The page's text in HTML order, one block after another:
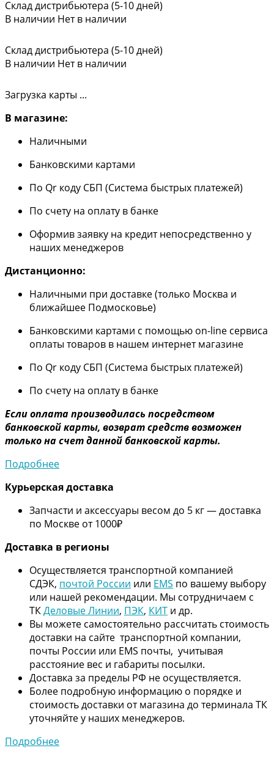
Склад дистрибьютера (5-10 дней)
В наличии Нет в наличии
Склад дистрибьютера (5-10 дней)
В наличии Нет в наличии
Загрузка карты ...
В магазине:
Наличными
Банковскими картами
По Qr коду СБП (Система быстрых платежей)
По счету на оплату в банке
Оформив заявку на кредит непосредственно у
наших менеджеров
Дистанционно:
Наличными при доставке (только Москва и
ближайшее Подмосковье)
Банковскими картами с помощью on-line сервиса
оплаты товаров в нашем интернет магазине
По Qr коду СБП (Система быстрых платежей)
По счету на оплату в банке
Если оплата производилась посредством
банковской карты, возврат средств возможен
только на счет данной банковской карты.
Подробнее
Курьерская доставка
Запчасти и аксессуары весом до 5 кг — доставка
по Москве от 1000₽
Доставка в регионы
Осуществляется транспортной компанией
СДЭК, почтой России или EMS по вашему выбору
или нашей рекомендации. Мы сотрудничаем с
ТКДеловые Линии, ПЭК, КИТ и др.
Вы можете самостоятельно рассчитать стоимость
доставки на сайте транспортной компании,
почты России или EMS почты, учитывая
расстояние вес и габариты посылки.
Доставка за пределы РФ не осуществляется.
Более подробную информацию о порядке и
стоимость доставки от магазина до терминала ТК
уточняйте у наших менеджеров.
Подробнее